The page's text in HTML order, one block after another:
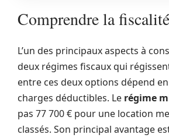
Comprendre la
L’un des principaux aspects à
deux régimes fiscaux qui
entre ces deux options dépend
charges déductibles. Le régime
pas 77 700 € pour une location
classés. Son principal avantage